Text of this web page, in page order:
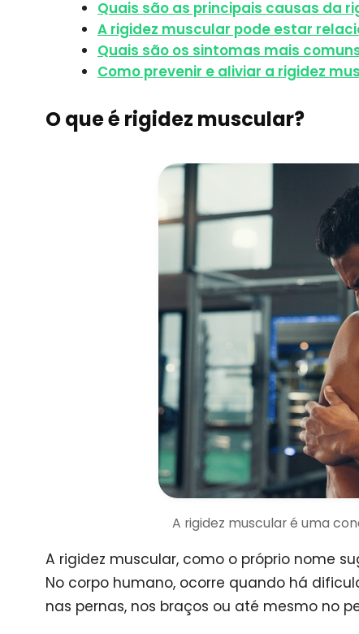
Quais são as principais causas da
A rigidez muscular pode estar
Quais são os sintomas mais
Como prevenir e aliviar a rigidez
O que é rigidez muscular?
A rigidez muscular é uma
A rigidez muscular, como o próprio nome
No corpo humano, ocorre quando há
nas pernas, nos braços ou até mesmo no